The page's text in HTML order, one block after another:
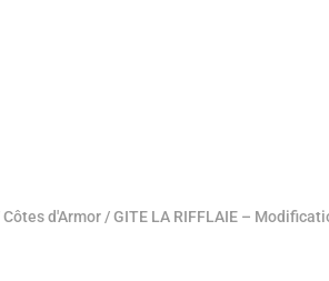
Côtes d'Armor/GITE LA RIFFLAIE –